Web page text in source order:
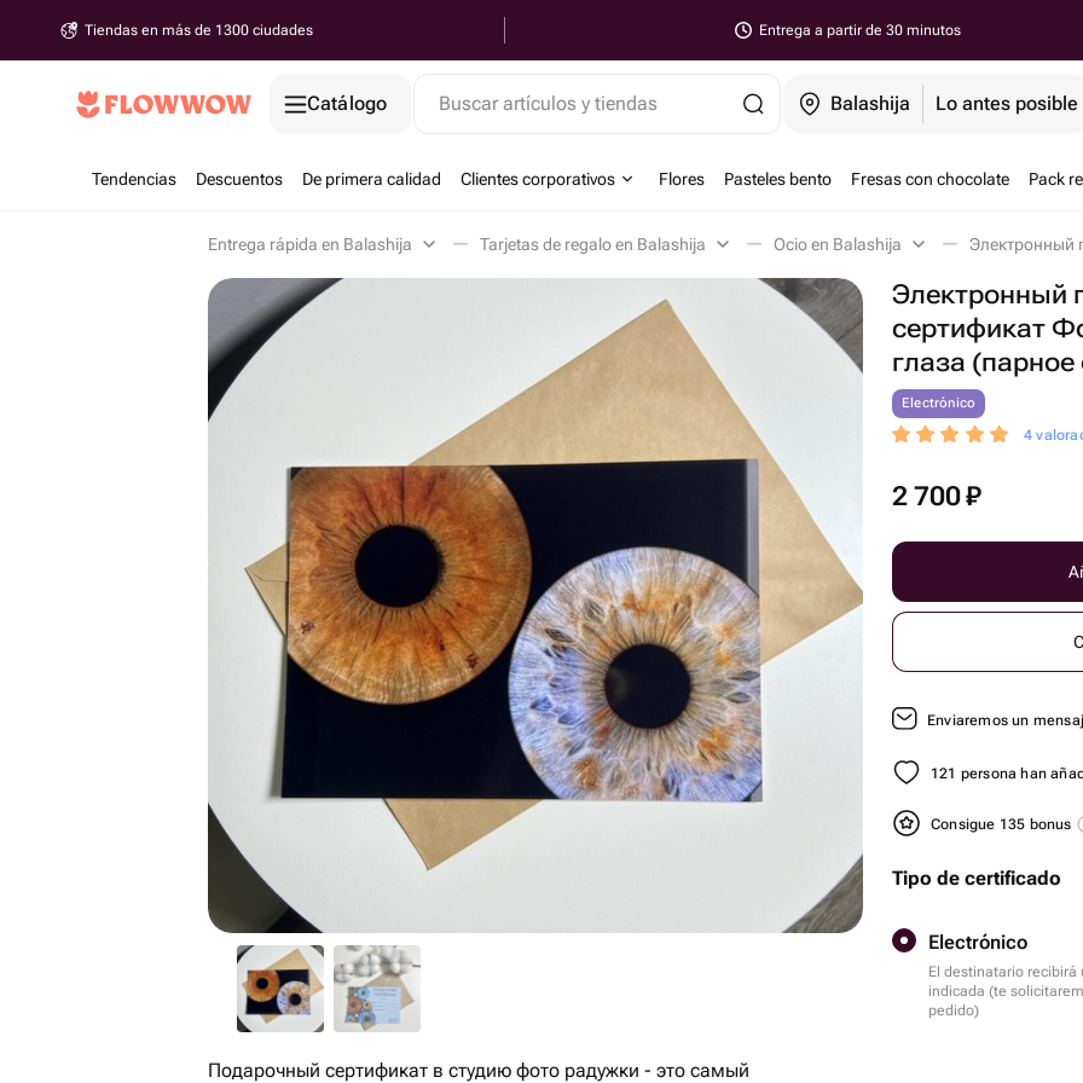
Tiendas en más de 1300 ciudades Entrega a partir de 30 minutos
Catálogo Buscar artículos y tiendas Balashija Lo antes posible
Tendencias Descuentos De primera calidad Clientes corporativos Flores Pasteles bento Fresas con chocolate Pack
Entrega rápida en Balashija Tarjetas de regalo en Balashija Ocio en Balashija
Электронный
сертификат
глаза
Electrónico
4
2 700₽
Enviaremos un
121 persona han
Consigue 135 bonus
Tipo de certificado
Electrónico
El destinatario recibirá
indicada (te
pedido)
Подарочный сертификат в студию фото радужки - это самый